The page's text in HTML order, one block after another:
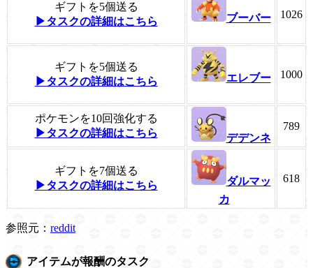
ギフトを5個送る
▶タスクの詳細はこちら
ブーバー 1026
ギフトを5個送る
▶タスクの詳細はこちら
エレブー 1000
ポケモンを10回強化する
▶タスクの詳細はこちら
デデンネ
789
ギフトを7個送る
▶タスクの詳細はこちら
ダルマッ
カ
618
参照元： reddit
アイテムが報酬のタスク